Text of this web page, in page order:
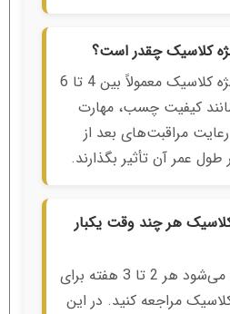
کلاسیک چقدر است؟
ماندگاری اکستنشن مژه کلاسیک معمولاً بین 4 تا 6
کیفیت چسب، مهارت
مراقبت‌های بعد از
عمر آن تأثیر بگذارند.
هر چند وقت یکبار
به طور معمول توصیه می‌شود هر 2 تا 3 هفته برای
مراجعه کنید. در این